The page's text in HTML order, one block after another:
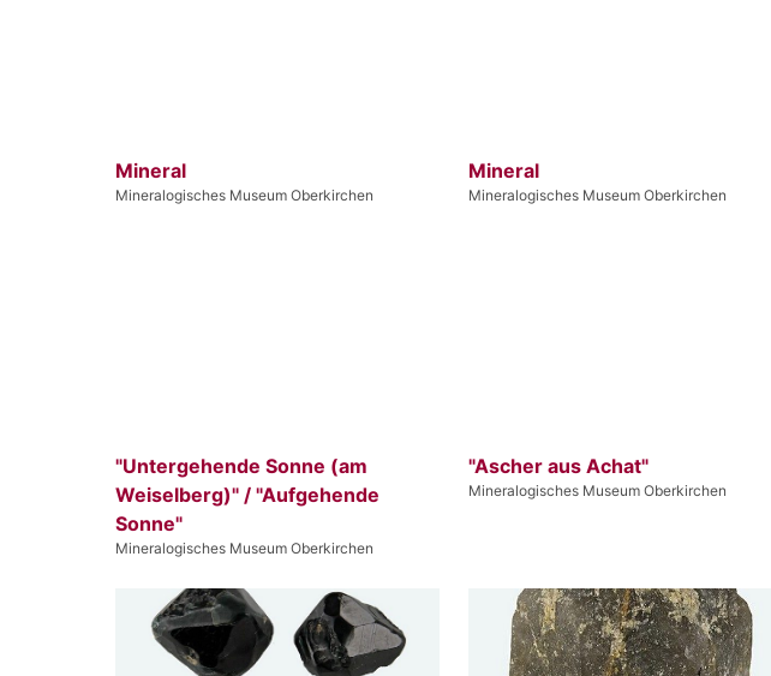
Mineral
Mineralogisches Museum Oberkirchen
Mineral
Mineralogisches Museum Oberkirchen
"Untergehende Sonne (am
Weiselberg)" / "Aufgehende
Sonne"
Mineralogisches Museum Oberkirchen
"Ascher aus Achat"
Mineralogisches Museum Oberkirchen